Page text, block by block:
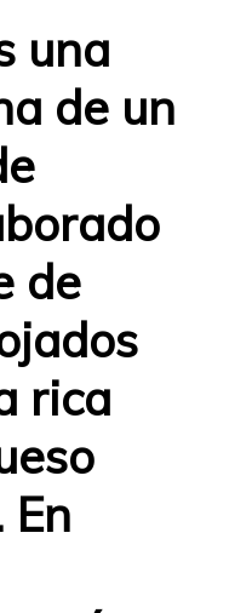
una
de un
de
rica
En